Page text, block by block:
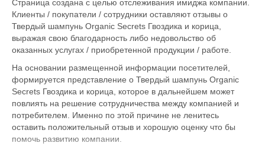
Страница создана с целью отслеживания имиджа компании.
Клиенты / покупатели / сотрудники оставляют отзывы о
Твердый шампунь Organic Secrets Гвоздика и корица,
выражая свою благодарность либо недовольство об
оказанных услугах / приобретенной продукции / работе.
На основании размещенной информации посетителей,
формируется представление о Твердый шампунь Organic
Secrets Гвоздика и корица, которое в дальнейшем может
повлиять на решение сотрудничества между компанией и
потребителем. Именно по этой причине не ленитесь
оставить положительный отзыв и хорошую оценку что бы
помочь развитию компании.